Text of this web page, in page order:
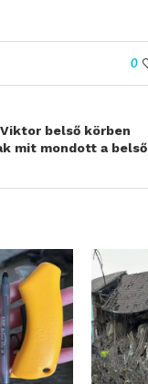
0
belső körben
mit mondott a belső